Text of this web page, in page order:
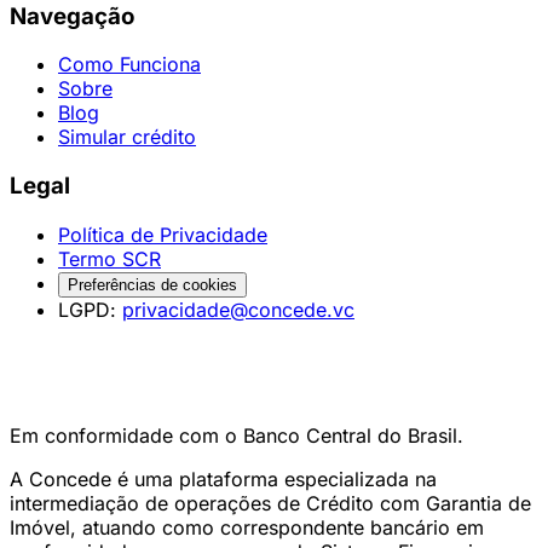
Navegação
Como Funciona
Sobre
Blog
Simular crédito
Legal
Política de Privacidade
Termo SCR
Preferências de cookies
LGPD: privacidade@concede.vc
Em conformidade com o Banco Central do Brasil.
A Concede é uma plataforma especializada na
intermediação de operações de Crédito com Garantia de
Imóvel, atuando como correspondente bancário em